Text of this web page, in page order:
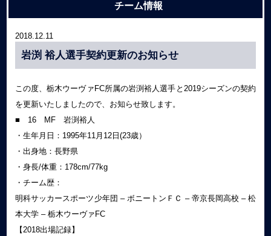
チーム情報
2018.12.11
岩渕 裕人選手契約更新のお知らせ
この度、栃木ウーヴァFC所属の岩渕裕人選手と2019シーズンの契約
を更新いたしましたので、お知らせ致します。
■ 16 MF 岩渕裕人
・生年月日：1995年11月12日(23歳）
・出身地：長野県
・身長/体重：178cm/77kg
・チーム歴：
明科サッカースポーツ少年団 – ボニートンＦＣ – 帝京長岡高校 – 松
本大学 – 栃木ウーヴァFC
【2018出場記録】